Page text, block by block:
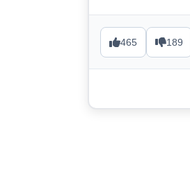
465 189